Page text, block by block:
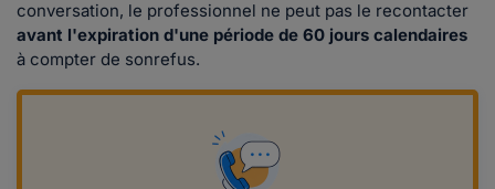
conversation, le professionnel ne peut pas le recontacter
avant l'expiration d'une période de 60 jours calendaires
à compter de sonrefus.